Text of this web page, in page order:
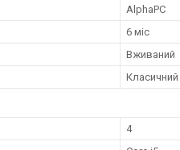
AlphaPC
6 міс
Вживаний
4